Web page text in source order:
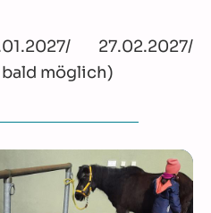
27.02.2027/
möglich)